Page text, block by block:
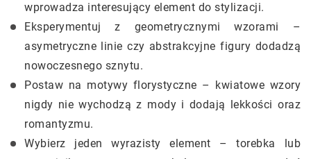
wprowadza interesujący element do stylizacji.
Eksperymentuj z geometrycznymi wzorami –
asymetryczne linie czy abstrakcyjne figury dodadzą
nowoczesnego sznytu.
Postaw na motywy florystyczne – kwiatowe wzory
nigdy nie wychodzą z mody i dodają lekkości oraz
romantyzmu.
Wybierz jeden wyrazisty element – torebka lub